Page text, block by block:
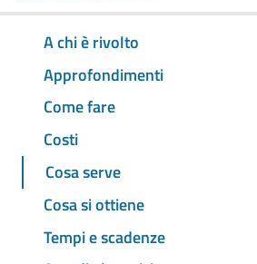
A chi è rivolto
Approfondimenti
Come fare
Costi
Cosa serve
Cosa si ottiene
Tempi e scadenze